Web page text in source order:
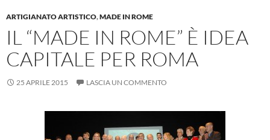
ARTIGIANATO ARTISTICO,MADE IN ROME
IL “MADE IN ROME” È IDEA
CAPITALE PER ROMA
25 APRILE 2015 LASCIA UN COMMENTO